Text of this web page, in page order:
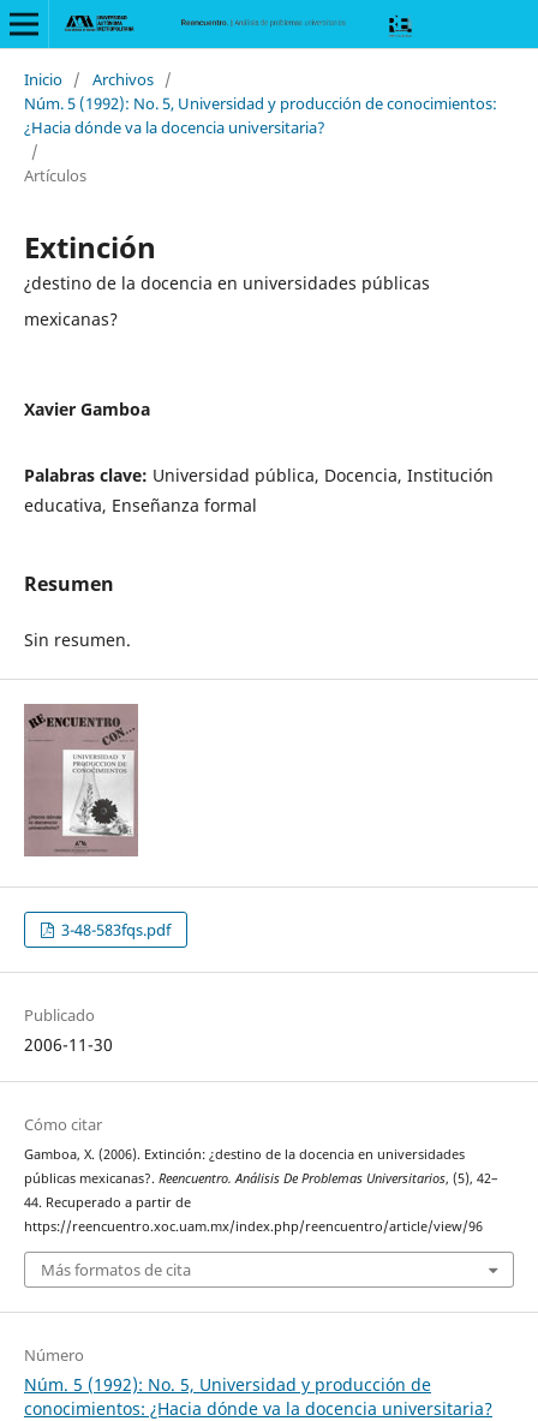
Inicio / Archivos /
Núm. 5 (1992): No. 5, Universidad y producción de conocimientos:
¿Hacia dónde va la docencia universitaria?
/
Artículos
Extinción
¿destino de la docencia en universidades públicas
mexicanas?
Xavier Gamboa
Palabras clave: Universidad pública, Docencia, Institución
educativa, Enseñanza formal
Resumen
Sin resumen.
3-48-583fqs.pdf
Publicado
2006-11-30
Cómo citar
Gamboa, X. (2006). Extinción: ¿destino de la docencia en universidades
públicas mexicanas?. Reencuentro. Análisis De Problemas Universitarios, (5), 42–
44. Recuperado a partir de
https://reencuentro.xoc.uam.mx/index.php/reencuentro/article/view/96
Más formatos de cita
Número
Núm. 5 (1992): No. 5, Universidad y producción de
conocimientos: ¿Hacia dónde va la docencia universitaria?